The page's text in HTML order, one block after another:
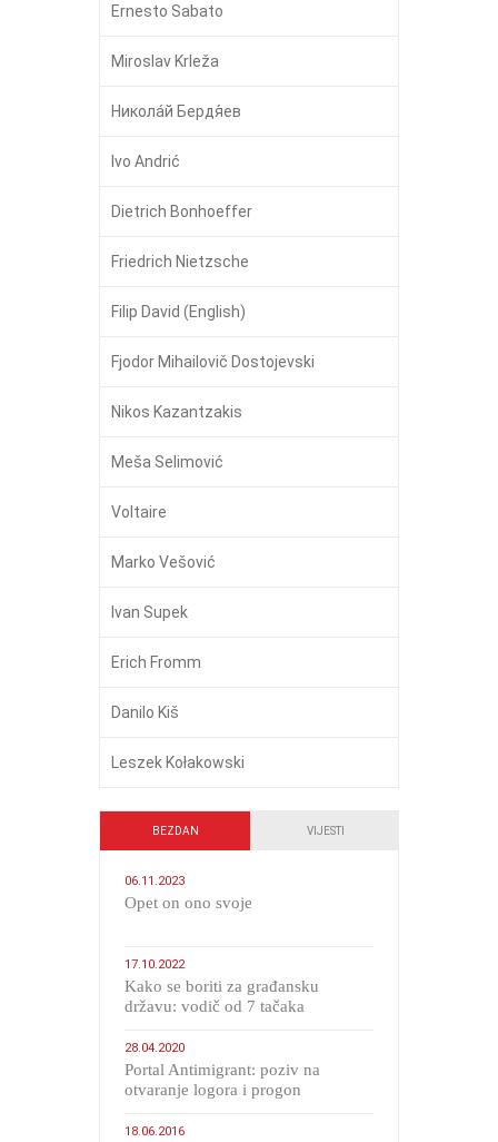
Ernesto Sabato
Miroslav Krleža
Никола́й Бердя́ев
Ivo Andrić
Dietrich Bonhoeffer
Friedrich Nietzsche
Filip David (English)
Fjodor Mihailovič Dostojevski
Nikos Kazantzakis
Meša Selimović
Voltaire
Marko Vešović
Ivan Supek
Erich Fromm
Danilo Kiš
Leszek Kołakowski
BEZDAN VIJESTI
06.11.2023
​Opet on ono svoje
17.10.2022
Kako se boriti za građansku
državu: vodič od 7 tačaka
28.04.2020
Portal Antimigrant: poziv na
otvaranje logora i progon
18.06.2016